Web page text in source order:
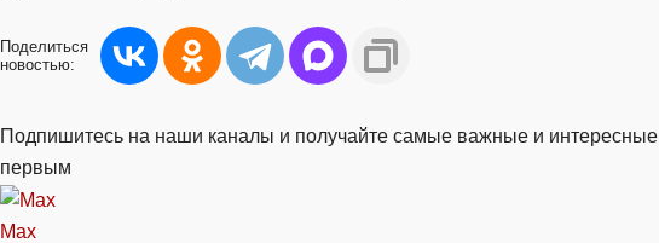
Поделиться
новостью:
Подпишитесь на наши каналы и получайте самые важные и интересные
первым
Max